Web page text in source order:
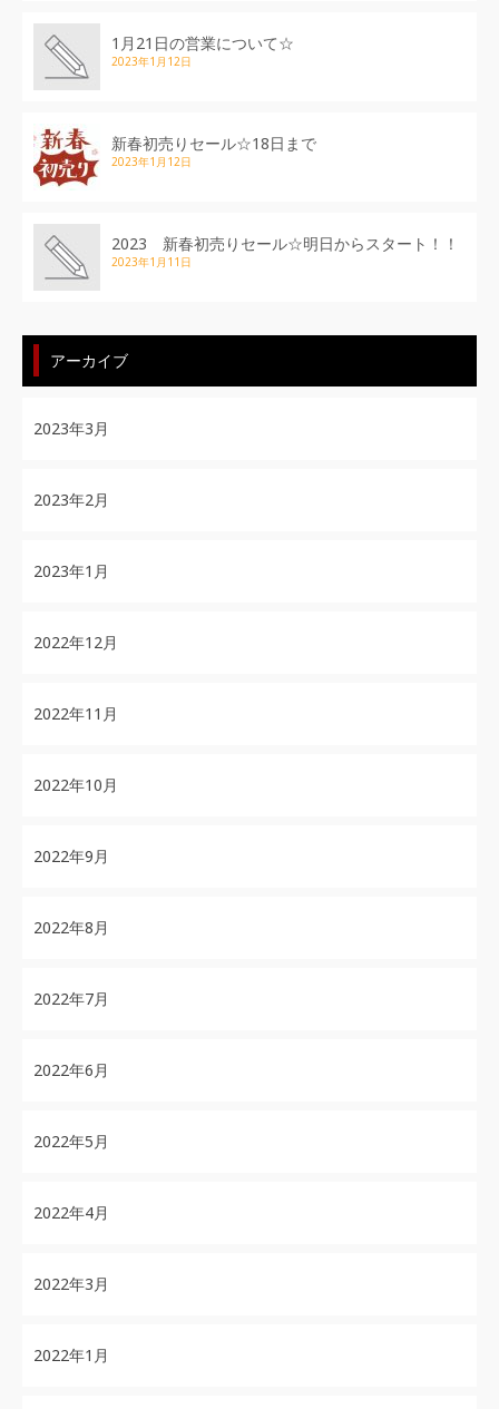
1月21日の営業について☆
2023年1月12日
新春初売りセール☆18日まで
2023年1月12日
2023 新春初売りセール☆明日からスタート！！
2023年1月11日
アーカイブ
2023年3月
2023年2月
2023年1月
2022年12月
2022年11月
2022年10月
2022年9月
2022年8月
2022年7月
2022年6月
2022年5月
2022年4月
2022年3月
2022年1月